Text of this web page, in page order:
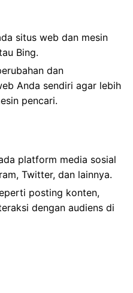
situs web dan mesin
Bing.
dan
Anda sendiri agar lebih
pencari.
platform media sosial
Twitter, dan lainnya.
posting konten,
dengan audiens di